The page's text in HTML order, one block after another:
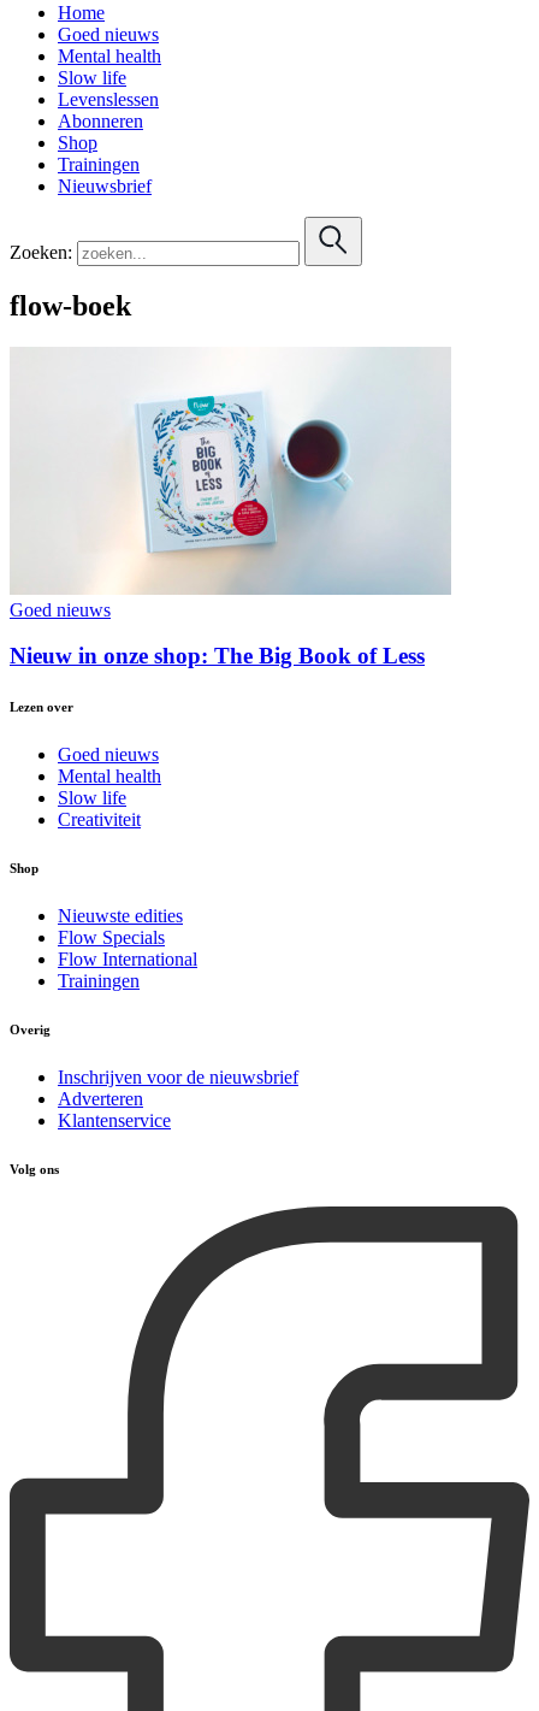
Home
Goed nieuws
Mental health
Slow life
Levenslessen
Abonneren
Shop
Trainingen
Nieuwsbrief
Zoeken:
flow-boek
Goed nieuws
Nieuw in onze shop: The Big Book of Less
Lezen over
Goed nieuws
Mental health
Slow life
Creativiteit
Shop
Nieuwste edities
Flow Specials
Flow International
Trainingen
Overig
Inschrijven voor de nieuwsbrief
Adverteren
Klantenservice
Volg ons